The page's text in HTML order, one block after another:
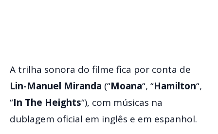
A trilha sonora do filme fica por conta de
Lin-Manuel Miranda (“Moana“, “Hamilton“,
“In The Heights“), com músicas na
dublagem oficial em inglês e em espanhol.